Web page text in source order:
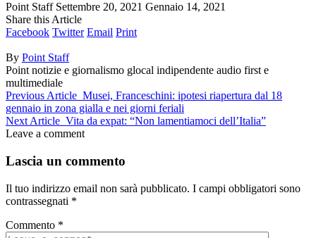
Point Staff Settembre 20, 2021 Gennaio 14, 2021
Share this Article
Facebook Twitter Email Print
By Point Staff
Point notizie e giornalismo glocal indipendente audio first e
multimediale
Previous Article Musei, Franceschini: ipotesi riapertura dal 18
gennaio in zona gialla e nei giorni feriali
Next Article Vita da expat: “Non lamentiamoci dell’Italia”
Leave a comment
Lascia un commento
Il tuo indirizzo email non sarà pubblicato. I campi obbligatori sono
contrassegnati *
Commento *